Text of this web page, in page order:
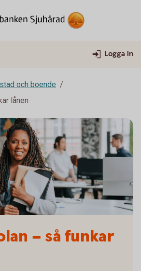
Logga in
och boende
lånen
– så funkar